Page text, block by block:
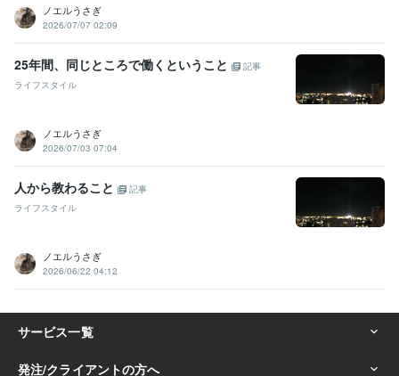
ノエルうさぎ
2026/07/07 02:09
25年間、同じところで働くということ
記事
ライフスタイル
ノエルうさぎ
2026/07/03 07:04
人から教わること
記事
ライフスタイル
ノエルうさぎ
2026/06/22 04:12